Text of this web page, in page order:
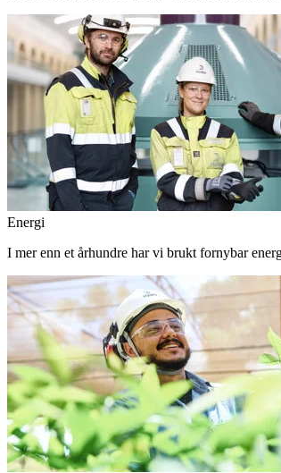
Energi
I mer enn et århundre har vi brukt fornybar